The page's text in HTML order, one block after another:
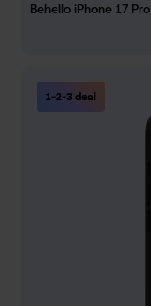
Behello iPhone 17
1-2-3 deal